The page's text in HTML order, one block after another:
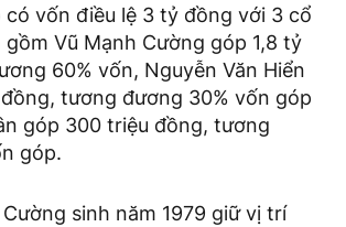
có vốn điều lệ 3 tỷ đồng với 3 cổ
Vũ Mạnh Cường góp 1,8 tỷ
60% vốn, Nguyễn Văn Hiển
tương đương 30% vốn góp
góp 300 triệu đồng, tương
góp.
sinh năm 1979 giữ vị trí